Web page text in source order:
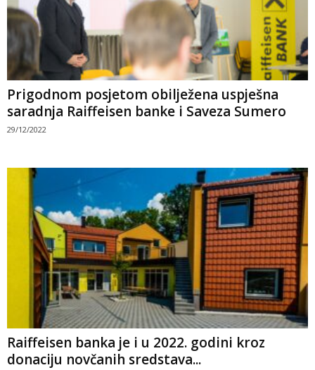
Prigodnom posjetom obilježena uspješna
saradnja Raiffeisen banke i Saveza Sumero
29/12/2022
Raiffeisen banka je i u 2022. godini kroz
donaciju novčanih sredstava...